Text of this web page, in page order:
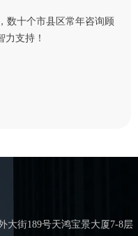
数十个市县区常年咨询顾
支持！
大街189号天鸿宝景大厦7-8层